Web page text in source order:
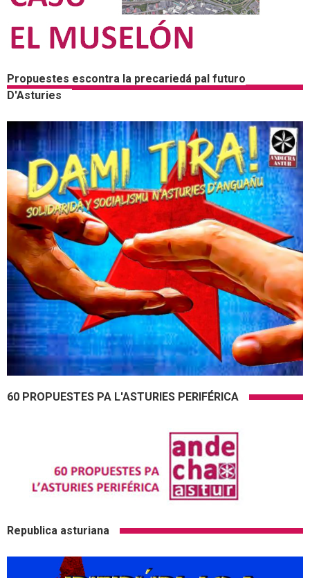
Propuestes escontra la precariedá pal futuro
D'Asturies
60 PROPUESTES PA L'ASTURIES PERIFÉRICA
Republica asturiana